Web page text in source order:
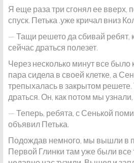
Я еще раза три сгонял ее вверх,
спуск. Петька .уже кричал вниз
— Тащи решето да сбивай ребят,
сейчас драться полезет.
Через несколько минут все
пара сидела в своей клетке, а
трепыхалась в закрытом решете.
драться. Он, как потом мы
— Теперь, ребята, с Сенькой
объявил Петька.
Подождав немного, мы вышли в
Первой Глинки там уже были все